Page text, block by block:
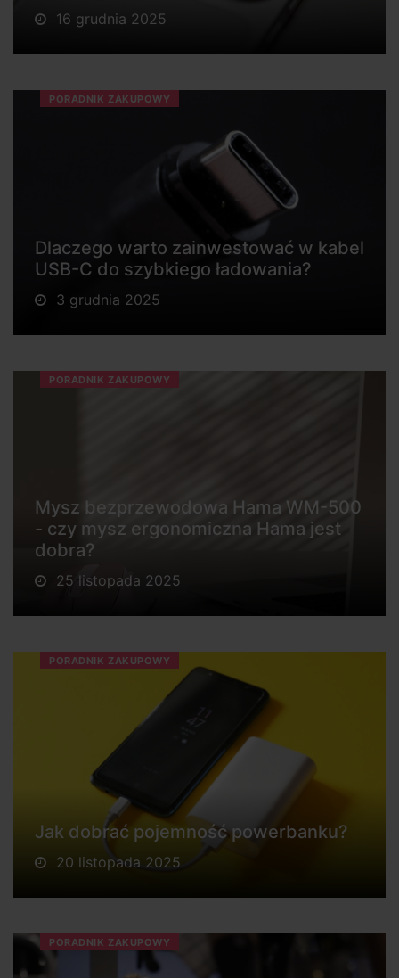
16 grudnia 2025
PORADNIK ZAKUPOWY
Dlaczego warto zainwestować w kabel
USB-C do szybkiego ładowania?
3 grudnia 2025
PORADNIK ZAKUPOWY
Mysz bezprzewodowa Hama WM-500
- czy mysz ergonomiczna Hama jest
dobra?
25 listopada 2025
PORADNIK ZAKUPOWY
Jak dobrać pojemność powerbanku?
20 listopada 2025
PORADNIK ZAKUPOWY